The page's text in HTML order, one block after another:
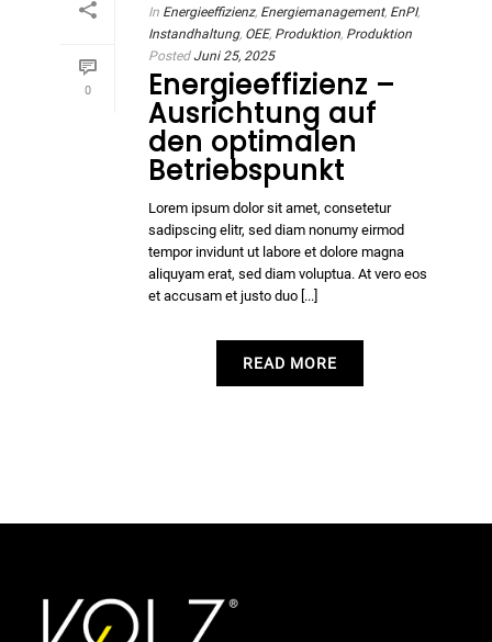
0
In Energieeffizienz, Energiemanagement, EnPI,
Instandhaltung, OEE, Produktion, Produktion
Posted Juni 25, 2025
Energieeffizienz –
Ausrichtung auf
den optimalen
Betriebspunkt
Lorem ipsum dolor sit amet, consetetur
sadipscing elitr, sed diam nonumy eirmod
tempor invidunt ut labore et dolore magna
aliquyam erat, sed diam voluptua. At vero eos
et accusam et justo duo [...]
READ MORE